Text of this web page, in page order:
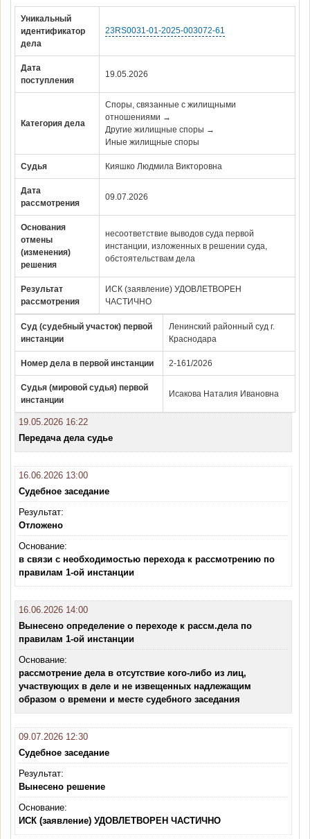
Уникальный
идентификатор
дела
23RS0031-01-2025-003072-61
Дата
поступления
19.05.2026
Категория дела
Споры, связанные с жилищными
отношениями →
Другие жилищные споры →
Иные жилищные споры
Судья Кияшко Людмила Викторовна
Дата
рассмотрения
09.07.2026
Основания
отмены
(изменения)
решения
несоответствие выводов суда первой
инстанции, изложенных в решении суда,
обстоятельствам дела
Результат
рассмотрения
ИСК (заявление) УДОВЛЕТВОРЕН
ЧАСТИЧНО
Суд (судебный участок) первой
инстанции
Ленинский районный суд г.
Краснодара
Номер дела в первой инстанции 2-161/2026
Судья (мировой судья) первой
инстанции
Исакова Наталия Ивановна
19.05.2026 16:22
Передача дела судье
16.06.2026 13:00
Судебное заседание
Результат:
Отложено
Основание:
в связи с необходимостью перехода к рассмотрению по
правилам 1-ой инстанции
16.06.2026 14:00
Вынесено определение о переходе к рассм.дела по
правилам 1-ой инстанции
Основание:
рассмотрение дела в отсутствие кого-либо из лиц,
участвующих в деле и не извещенных надлежащим
образом о времени и месте судебного заседания
09.07.2026 12:30
Судебное заседание
Результат:
Вынесено решение
Основание:
ИСК (заявление) УДОВЛЕТВОРЕН ЧАСТИЧНО